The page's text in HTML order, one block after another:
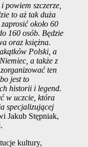
powiem szczerze,
to aż tak duża
około 60
160 osób. Będzie
oraz księżna.
Polski, a
a także z
ten
jest to
historii i legend.
w uczcie, która
specjalizującej
Jakub Stępniak,
kultury,